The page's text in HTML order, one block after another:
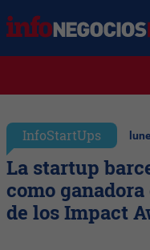
InfoStartUps
La startup
como
de los Impact